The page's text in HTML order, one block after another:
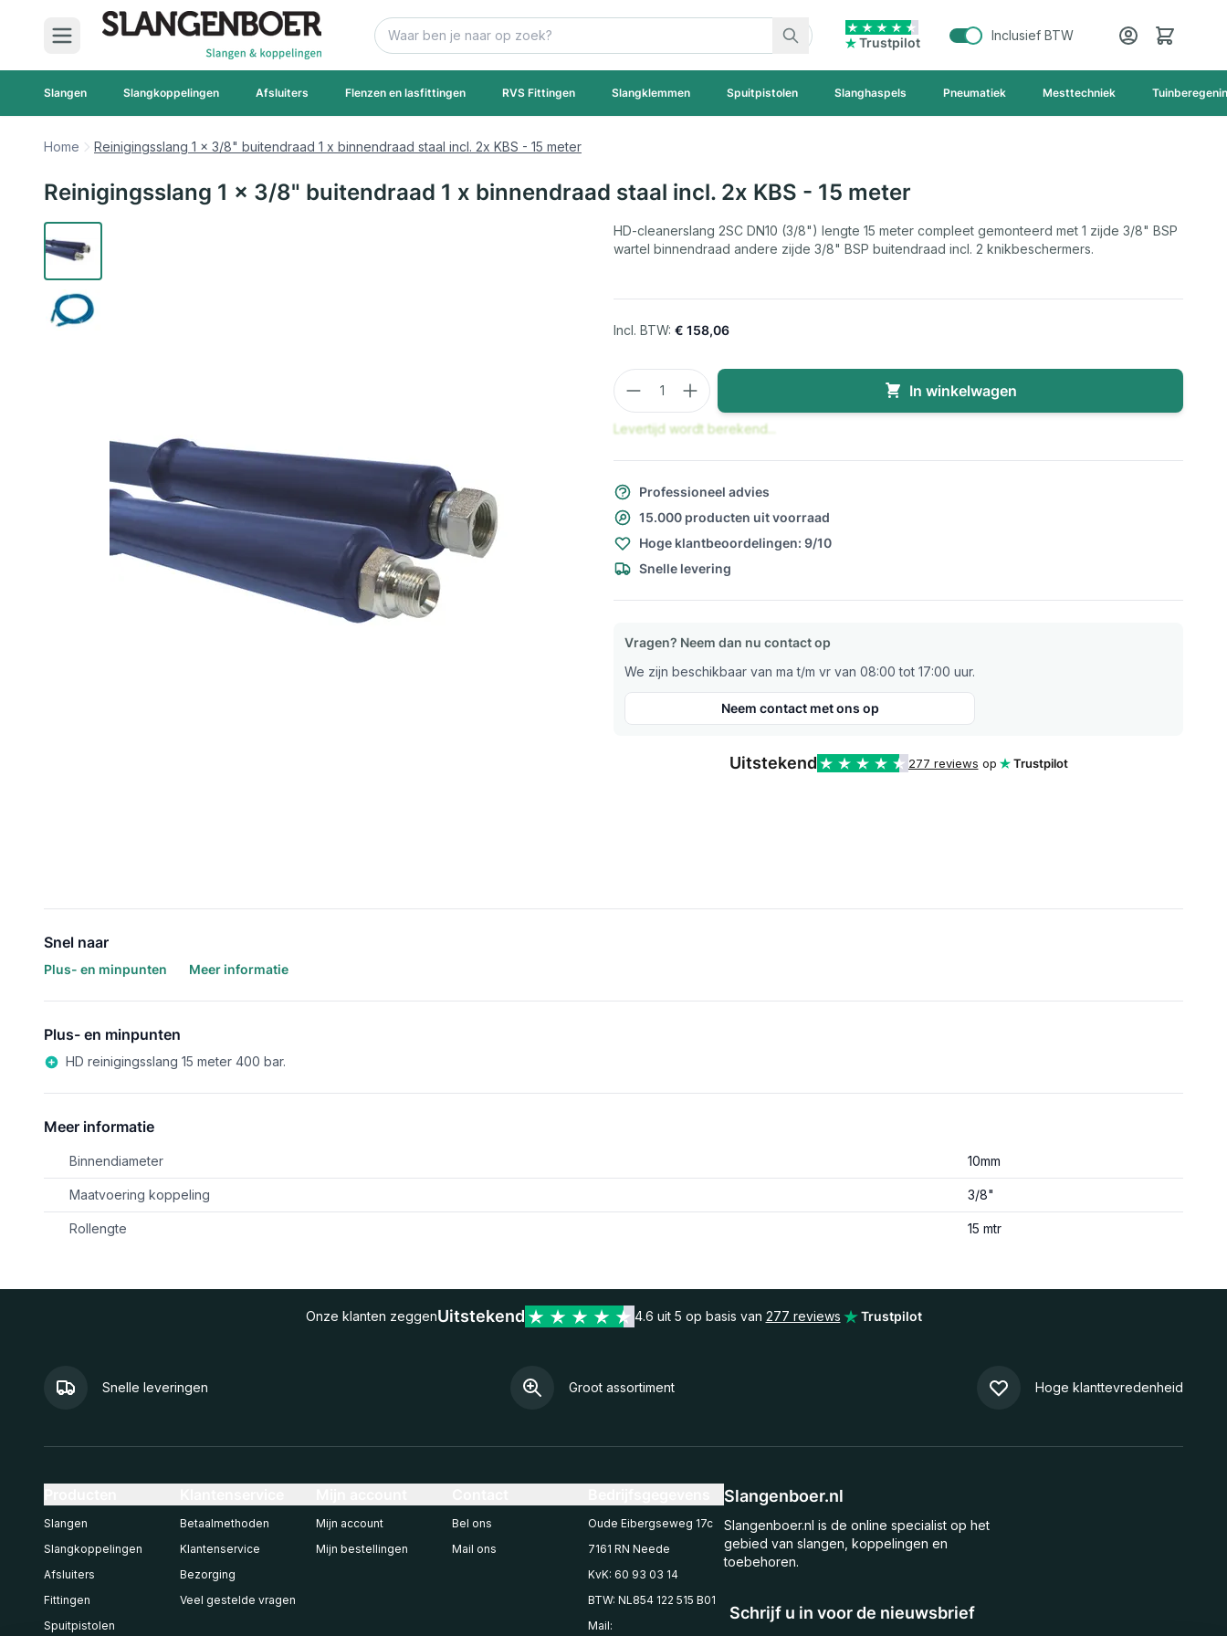
Ga naar de inhoud
Zoek
Trustpilot
Inclusief BTW Cart
Slangen Slangkoppelingen Afsluiters Flenzen en lasfittingen RVS Fittingen Slangklemmen Spuitpistolen Slanghaspels Pneumatiek Mesttechniek
Home Reinigingsslang 1 x 3/8" buitendraad 1 x binnendraad staal incl. 2x KBS - 15 meter
Reinigingsslang 1 x 3/8" buitendraad 1 x binnendraad staal incl. 2x KBS - 15 meter
HD-cleanerslang 2SC DN10 (3/8") lengte 15 meter compleet gemonteerd met 1 zijde 3/8" BSP
wartel binnendraad andere zijde 3/8" BSP buitendraad incl. 2 knikbeschermers.
€ 158,06
Aantal
In winkelwagen
Levertijd wordt berekend...
Professioneel advies
15.000 producten uit voorraad
Hoge klantbeoordelingen: 9/10
Snelle levering
Vragen? Neem dan nu contact op
We zijn beschikbaar van ma t/m vr van 08:00 tot 17:00 uur.
Neem contact met ons op
Uitstekend 277 reviews op Trustpilot
Snel naar
Plus- en minpunten Meer informatie
Plus- en minpunten
HD reinigingsslang 15 meter 400 bar.
Meer informatie
Binnendiameter 10mm
Maatvoering koppeling 3/8"
Rollengte 15 mtr
Onze klanten zeggenUitstekend 4.6 uit 5 op basis van 277 reviews Trustpilot
Snelle leveringen Groot assortiment Hoge klanttevredenheid
Schrijf u in voor de nieuwsbrief
Slangenboer.nl
Slangenboer.nl is de online specialist op het
gebied van slangen, koppelingen en
toebehoren.
Slangen
Slangkoppelingen
Afsluiters
Fittingen
Spuitpistolen
Betaalmethoden
Klantenservice
Bezorging
Veel gestelde vragen
Mijn account
Mijn bestellingen
Bel ons
Mail ons
Oude Eibergseweg 17c
7161 RN Neede
KvK: 60 93 03 14
BTW: NL854 122 515 B01
Mail: